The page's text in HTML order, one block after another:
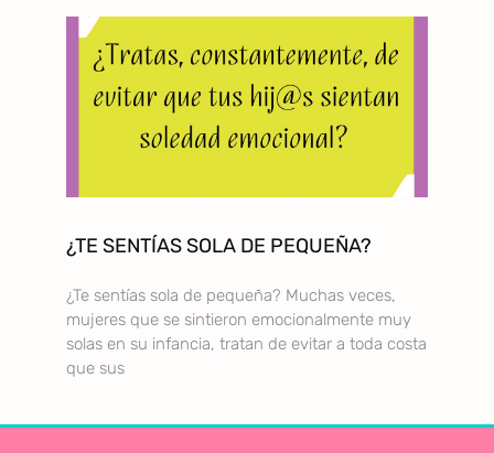
¿TE SENTÍAS SOLA DE PEQUEÑA?
¿Te sentías sola de pequeña? Muchas veces,
mujeres que se sintieron emocionalmente muy
solas en su infancia, tratan de evitar a toda costa
que sus